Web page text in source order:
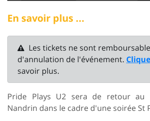
En savoir plus ...
Les tickets ne sont
d'annulation de l'événement.
savoir plus.
Pride Plays U2 sera de retour au
Nandrin dans le cadre d'une soirée St